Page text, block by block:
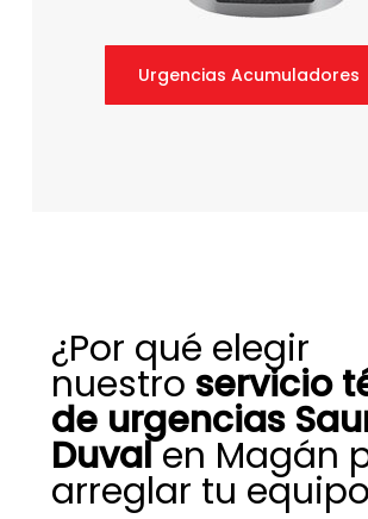
Urgencias Acumuladores
¿Por qué elegir
nuestro servicio
de urgencias
Duvalen Magán
arreglar tu